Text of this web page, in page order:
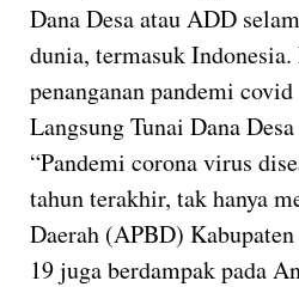
Dana Desa atau ADD
dunia, termasuk
penanganan pandemi
Langsung Tunai Dana
“Pandemi corona virus
tahun terakhir, tak hanya
Daerah (APBD)
19 juga berdampak pada